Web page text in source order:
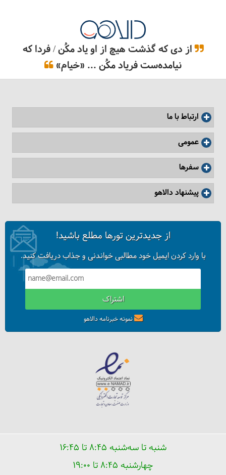
از دی که گذشت هیچ از او یاد مکُن / فردا که
نیامده‌ست فریاد مکُن ... «خیام»
ارتباط با ما
عمومی
سفرها
پیشنهاد دالاهو
از جدیدترین تورها مطلع باشید!
با وارد کردن ایمیل خود مطالبی خواندنی و جذاب دریافت کنید.
اشتراک
نمونه خبرنامه دالاهو
شنبه تا سه‌شنبه ۸:۴۵ تا ۱۶:۴۵
چهارشنبه ۸:۴۵ تا ۱۹:۰۰